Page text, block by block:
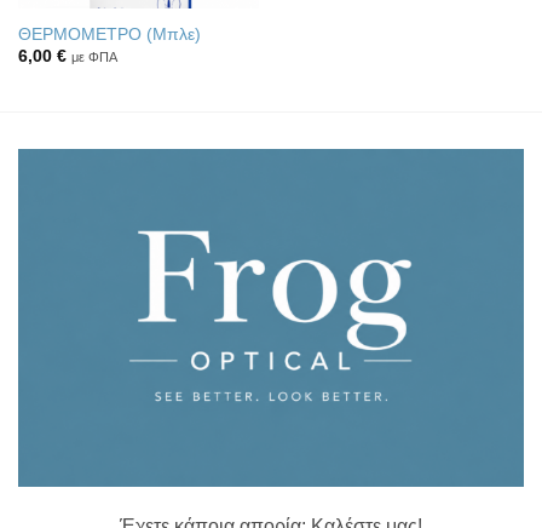
ΘΕΡΜΟΜΕΤΡΟ (Μπλε)
6,00 € με ΦΠΑ